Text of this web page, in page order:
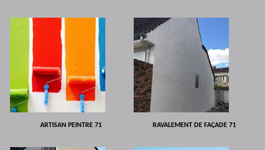
ARTISAN PEINTRE 71 RAVALEMENT DE FAÇADE 71